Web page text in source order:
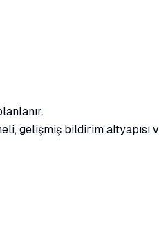
gelişmiş bildirim altyapısı